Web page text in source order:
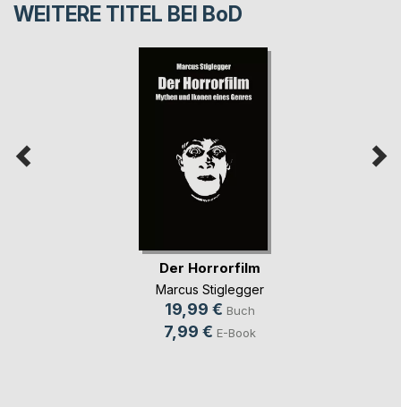
WEITERE TITEL BEI BoD
Der Horrorfilm
Marcus Stiglegger
19,99 € Buch
7,99 € E-Book